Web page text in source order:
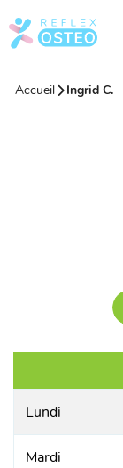
Accueil Ingrid C.
Lundi
Mardi